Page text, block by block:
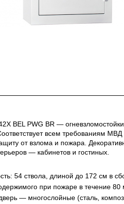
BEL PWG BR —
всем требованиям МВД
от взлома и пожара.
— кабинетов и гостиных.
54 ствола, длиной до 172 см в
при пожаре в течение 80
— многослойные (сталь,